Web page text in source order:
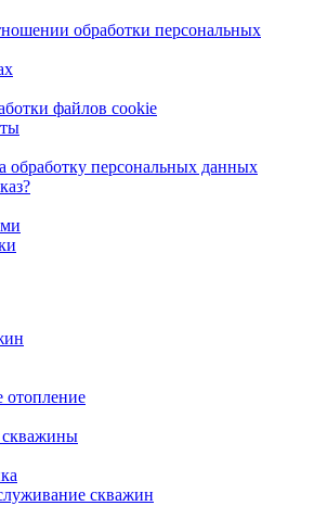
обработки персональных
файлов cookie
обработку персональных данных
отопление
скважины
скважин